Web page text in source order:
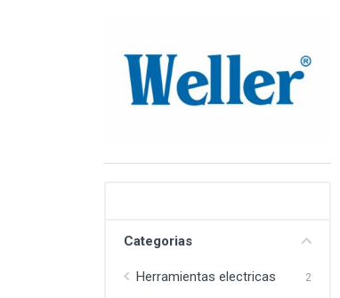
Categorias
Herramientas electricas 2